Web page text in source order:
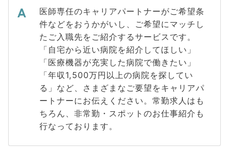
医師専任のキャリアパートナーがご希望条
件などをおうかがいし、ご希望にマッチし
たご入職先をご紹介するサービスです。
「自宅から近い病院を紹介してほしい」
「医療機器が充実した病院で働きたい」
「年収1,500万円以上の病院を探してい
る」など、さまざまなご要望をキャリアパ
ートナーにお伝えください。常勤求人はも
ちろん、非常勤・スポットのお仕事紹介も
行なっております。